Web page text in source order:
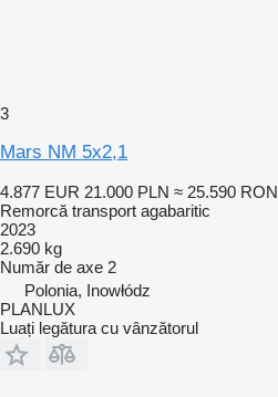
3
Mars NM 5x2,1
4.877 EUR 21.000 PLN ≈ 25.590 RON
Remorcă transport agabaritic
2023
2.690 kg
Număr de axe 2
Polonia, Inowłódz
PLANLUX
Luați legătura cu vânzătorul